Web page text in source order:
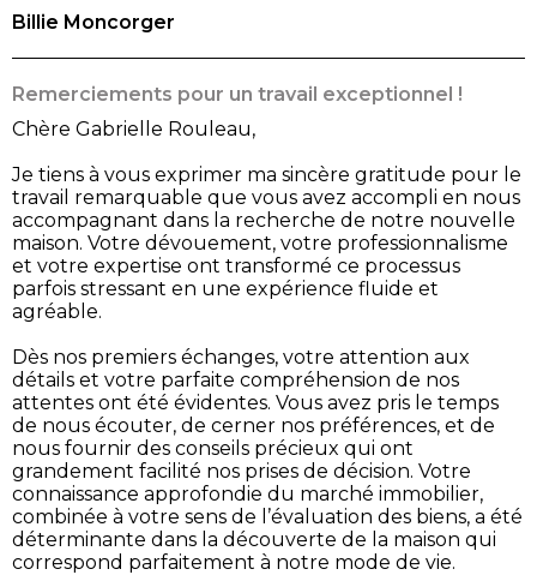
Billie Moncorger
Remerciements pour un travail exceptionnel !
Chère Gabrielle Rouleau,
Je tiens à vous exprimer ma sincère gratitude pour le
travail remarquable que vous avez accompli en nous
accompagnant dans la recherche de notre nouvelle
maison. Votre dévouement, votre professionnalisme
et votre expertise ont transformé ce processus
parfois stressant en une expérience fluide et
agréable.
Dès nos premiers échanges, votre attention aux
détails et votre parfaite compréhension de nos
attentes ont été évidentes. Vous avez pris le temps
de nous écouter, de cerner nos préférences, et de
nous fournir des conseils précieux qui ont
grandement facilité nos prises de décision. Votre
connaissance approfondie du marché immobilier,
combinée à votre sens de l’évaluation des biens, a été
déterminante dans la découverte de la maison qui
correspond parfaitement à notre mode de vie.